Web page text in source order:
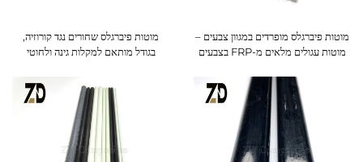
מוטות פיברגלס מופרדים במגוון צבעים –
מוטות עגולים מלאים מ-FRP בצבעים
מוטות פיברגלס שחורים נגד קורוזיה,
בגודל מותאם למקלות גינה ולחוטי